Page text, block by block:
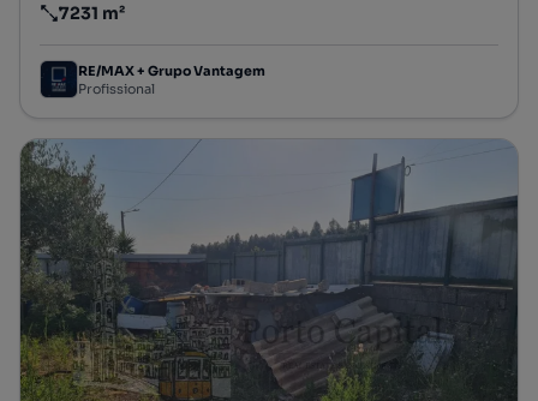
Preço por metro quadrado
7231 m²
RE/MAX + Grupo Vantagem
Profissional